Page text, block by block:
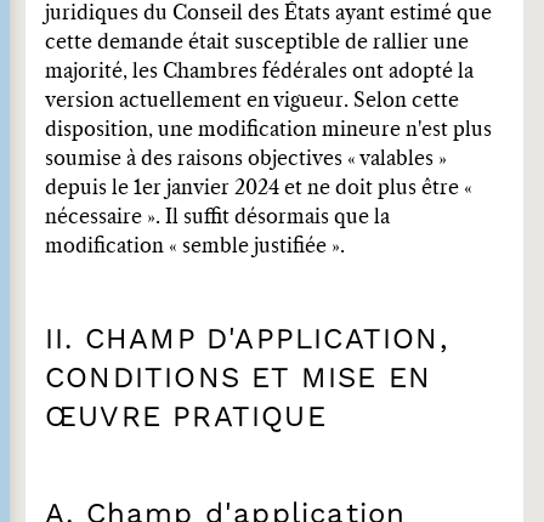
juridiques du Conseil des États ayant estimé que
cette demande était susceptible de rallier une
majorité, les Chambres fédérales ont adopté la
version actuellement en vigueur. Selon cette
disposition, une modification mineure n'est plus
soumise à des raisons objectives « valables »
depuis le 1er janvier 2024 et ne doit plus être «
nécessaire ». Il suffit désormais que la
modification « semble justifiée ».
II. CHAMP D'APPLICATION,
CONDITIONS ET MISE EN
ŒUVRE PRATIQUE
A. Champ d'application